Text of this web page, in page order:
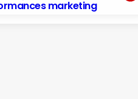
marketing